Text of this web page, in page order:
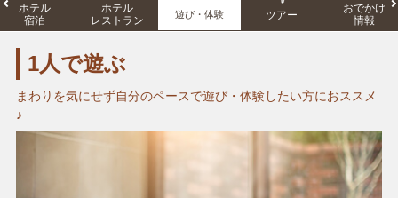
ホテル
宿泊
ホテル
レストラン
遊び・体験 ツアー
おでかけ
情報
1人で遊ぶ
まわりを気にせず自分のペースで遊び・体験したい方におススメ
♪